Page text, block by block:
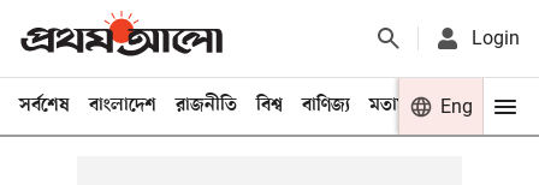
Login
সর্বশেষ বাংলাদেশ রাজনীতি বিশ্ব বাণিজ্য মতামত খেলা
Eng